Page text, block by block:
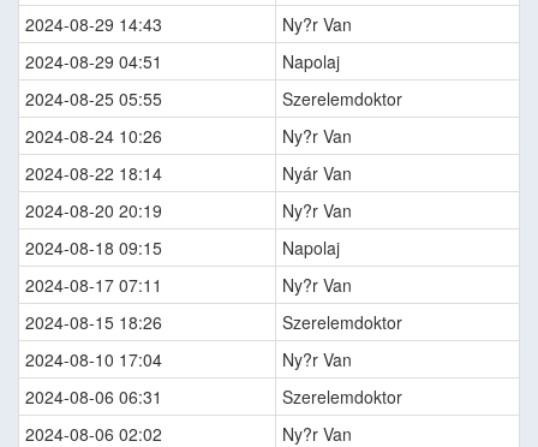
2024-08-29 14:43
Ny?r Van
2024-08-29 04:51
Napolaj
2024-08-25 05:55
Szerelemdoktor
2024-08-24 10:26
Ny?r Van
2024-08-22 18:14
Nyár Van
2024-08-20 20:19
Ny?r Van
2024-08-18 09:15
Napolaj
2024-08-17 07:11
Ny?r Van
2024-08-15 18:26
Szerelemdoktor
2024-08-10 17:04
Ny?r Van
2024-08-06 06:31
Szerelemdoktor
2024-08-06 02:02
Ny?r Van